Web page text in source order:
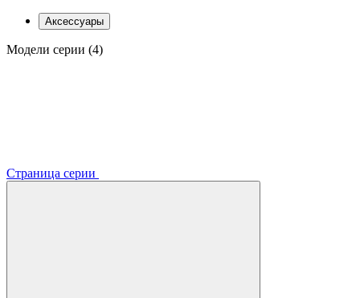
Аксессуары
Модели серии (4)
Страница серии